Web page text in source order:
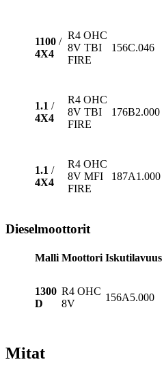
1100 /
4X4
R4 OHC
8V TBI
FIRE
156C.046
1.1 /
4X4
R4 OHC
8V TBI
FIRE
176B2.000
1.1 /
4X4
R4 OHC
8V MFI
FIRE
187A1.000
Dieselmoottorit
Malli Moottori Iskutilavuus
1300
D
R4 OHC
8V
156A5.000
Mitat